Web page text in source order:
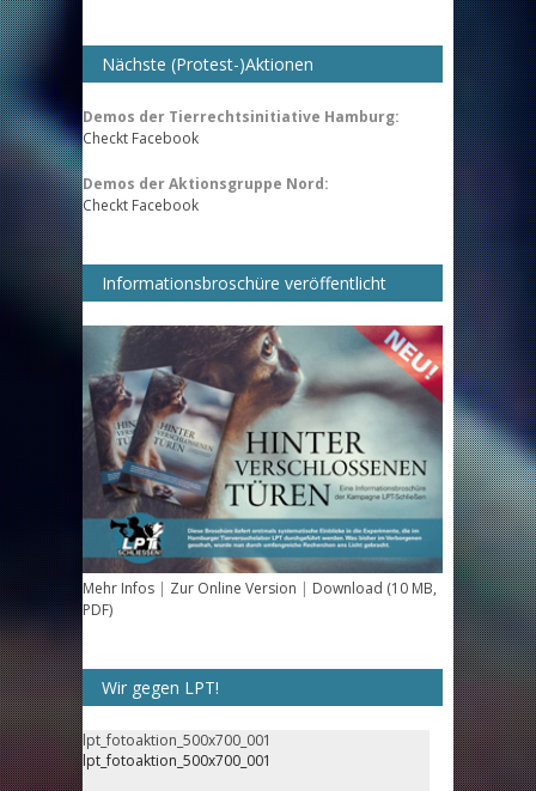
Nächste (Protest-)Aktionen
Demos der Tierrechtsinitiative Hamburg:
Checkt Facebook
Demos der Aktionsgruppe Nord:
Checkt Facebook
Informationsbroschüre veröffentlicht
Mehr Infos | Zur Online Version | Download (10 MB,
PDF)
Wir gegen LPT!
lpt_fotoaktion_500x700_001
lpt_fotoaktion_500x700_001